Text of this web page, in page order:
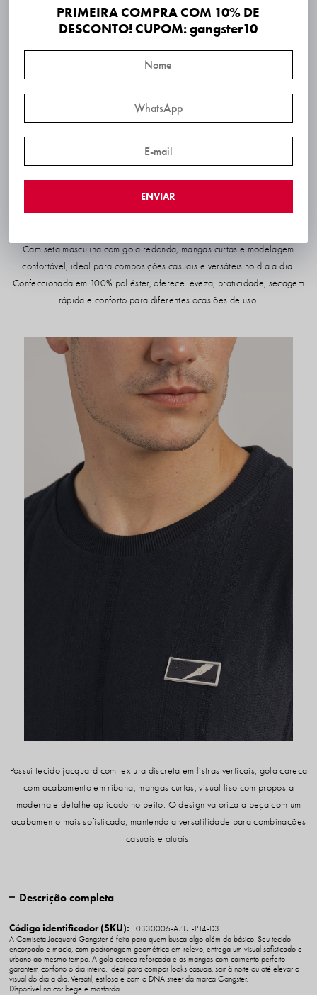
Camiseta masculina com gola redonda, mangas curtas e modelagem
confortável, ideal para composições casuais e versáteis no dia a dia.
Confeccionada em 100% poliéster, oferece leveza, praticidade, secagem
rápida e conforto para diferentes ocasiões de uso.
Possui tecido jacquard com textura discreta em listras verticais, gola careca
com acabamento em ribana, mangas curtas, visual liso com proposta
moderna e detalhe aplicado no peito. O design valoriza a peça com um
acabamento mais sofisticado, mantendo a versatilidade para combinações
casuais e atuais.
Descrição completa
Código identificador (SKU): 10330006-AZUL-P14-D3
A Camiseta Jacquard Gangster é feita para quem busca algo além do básico. Seu tecido
encorpado e macio, com padronagem geométrica em relevo, entrega um visual sofisticado e
urbano ao mesmo tempo. A gola careca reforçada e as mangas com caimento perfeito
garantem conforto o dia inteiro. Ideal para compor looks casuais, sair à noite ou até elevar o
visual do dia a dia. Versátil, estilosa e com o DNA street da marca Gangster.
Disponível na cor bege e mostarda.
PRIMEIRA COMPRA COM 10% DE
DESCONTO! CUPOM: gangster10
ENVIAR